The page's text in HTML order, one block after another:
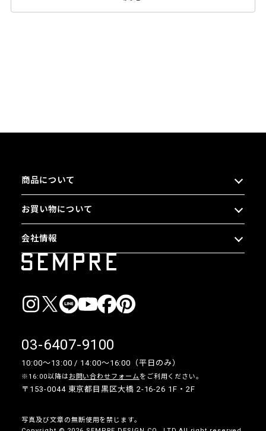
商品について
お買い物について
会社情報
03-6407-9100
10:00〜13:00 / 14:00〜16:00（平日のみ）
※16:00以降は お問い合わせフォームをご利用ください。
〒153-0044 東京都目黒区大橋 2-16-26 1F・2F
写真及び文章の無断使用を禁じます。